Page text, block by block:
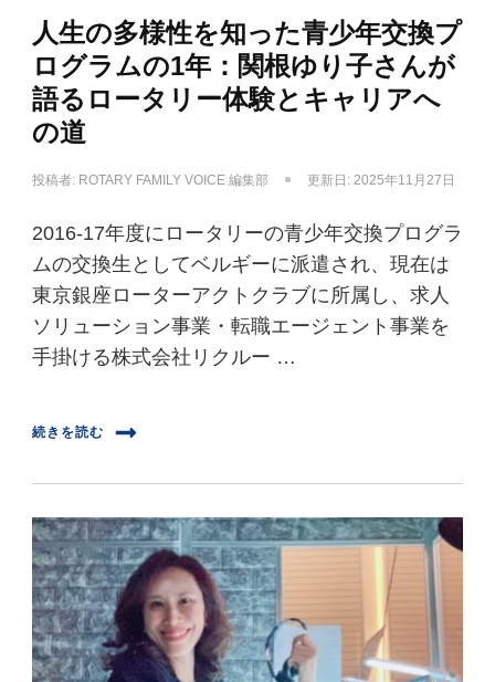
人生の多様性を知った青少年交換プ
ログラムの1年：関根ゆり子さんが
語るロータリー体験とキャリアへ
の道
投稿者: ROTARY FAMILY VOICE 編集部 更新日: 2025年11月27日
2016-17年度にロータリーの青少年交換プログラ
ムの交換生としてベルギーに派遣され、現在は
東京銀座ローターアクトクラブに所属し、求人
ソリューション事業・転職エージェント事業を
手掛ける株式会社リクルー …
続きを読む